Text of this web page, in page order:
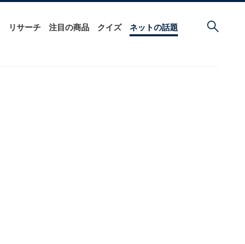
リサーチ 注目の商品 クイズ ネットの話題